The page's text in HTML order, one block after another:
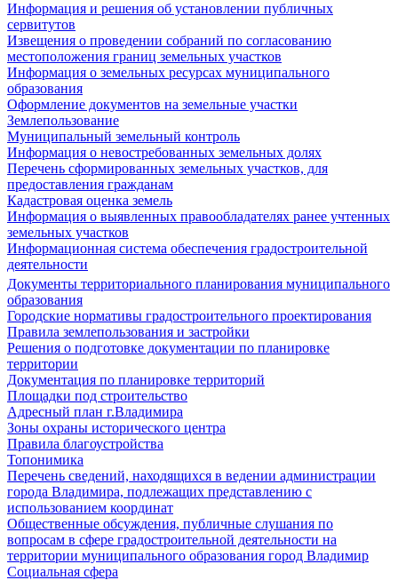
Информация и решения об установлении публичных
сервитутов
Извещения о проведении собраний по согласованию
местоположения границ земельных участков
Информация о земельных ресурсах муниципального
образования
Оформление документов на земельные участки
Землепользование
Муниципальный земельный контроль
Информация о невостребованных земельных долях
Перечень сформированных земельных участков, для
предоставления гражданам
Кадастровая оценка земель
Информация о выявленных правообладателях ранее учтенных
земельных участков
Информационная система обеспечения градостроительной
деятельности
Документы территориального планирования муниципального
образования
Городские нормативы градостроительного проектирования
Правила землепользования и застройки
Решения о подготовке документации по планировке
территории
Документация по планировке территорий
Площадки под строительство
Адресный план г.Владимира
Зоны охраны исторического центра
Правила благоустройства
Топонимика
Перечень сведений, находящихся в ведении администрации
города Владимира, подлежащих представлению с
использованием координат
Общественные обсуждения, публичные слушания по
вопросам в сфере градостроительной деятельности на
территории муниципального образования город Владимир
Социальная сфера